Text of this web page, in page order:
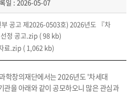
일 : 2026-05-07
공고 제2026-0503호) 2026년도 『차
정 공고.zip ( 98 kb)
료.zip ( 1,062 kb)
학창의재단에서는 2026년도 '차세대
관을 아래와 같이 공모하오니 많은 관심과